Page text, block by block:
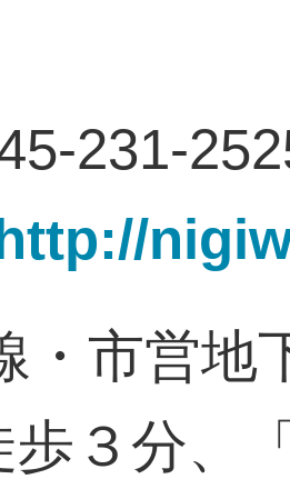
231-
・市営地
歩３分、